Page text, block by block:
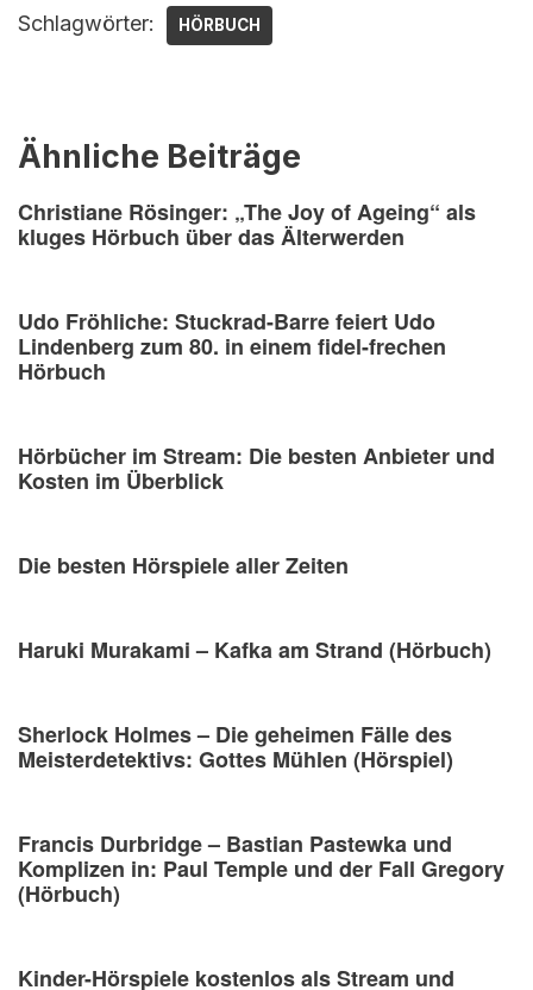
Schlagwörter: HÖRBUCH
Ähnliche Beiträge
Christiane Rösinger: „The Joy of Ageing“ als
kluges Hörbuch über das Älterwerden
Udo Fröhliche: Stuckrad-Barre feiert Udo
Lindenberg zum 80. in einem fidel-frechen
Hörbuch
Hörbücher im Stream: Die besten Anbieter und
Kosten im Überblick
Die besten Hörspiele aller Zeiten
Haruki Murakami – Kafka am Strand (Hörbuch)
Sherlock Holmes – Die geheimen Fälle des
Meisterdetektivs: Gottes Mühlen (Hörspiel)
Francis Durbridge – Bastian Pastewka und
Komplizen in: Paul Temple und der Fall Gregory
(Hörbuch)
Kinder-Hörspiele kostenlos als Stream und